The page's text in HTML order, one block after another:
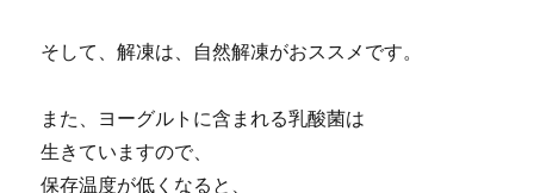
そして、解凍は、自然解凍がおススメです。
また、ヨーグルトに含まれる乳酸菌は
生きていますので、
保存温度が低くなると、